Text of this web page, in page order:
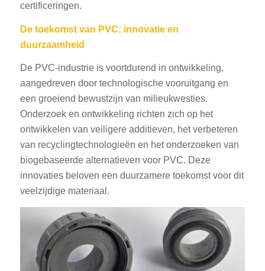
certificeringen.
De toekomst van PVC: innovatie en
duurzaamheid
De PVC-industrie is voortdurend in ontwikkeling,
aangedreven door technologische vooruitgang en
een groeiend bewustzijn van milieukwesties.
Onderzoek en ontwikkeling richten zich op het
ontwikkelen van veiligere additieven, het verbeteren
van recyclingtechnologieën en het onderzoeken van
biogebaseerde alternatieven voor PVC. Deze
innovaties beloven een duurzamere toekomst voor dit
veelzijdige materiaal.